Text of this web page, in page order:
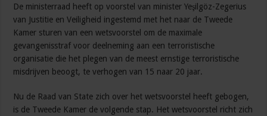
De ministerraad heeft op voorstel van minister Yeşilgöz-Zegerius
van Justitie en Veiligheid ingestemd met het naar de Tweede
Kamer sturen van een wetsvoorstel om de maximale
gevangenisstraf voor deelneming aan een terroristische
organisatie die het plegen van de meest ernstige terroristische
misdrijven beoogt, te verhogen van 15 naar 20 jaar.
Nu de Raad van State zich over het wetsvoorstel heeft gebogen,
is de Tweede Kamer de volgende stap. Het wetsvoorstel richt zich